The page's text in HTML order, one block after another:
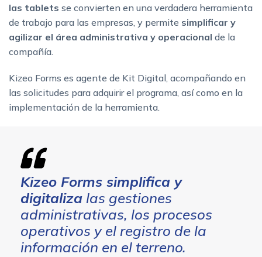
las tablets se convierten en una verdadera herramienta
de trabajo para las empresas, y permite simplificar y
agilizar el área administrativa y operacional de la
compañía.
Kizeo Forms es agente de Kit Digital, acompañando en
las solicitudes para adquirir el programa, así como en la
implementación de la herramienta.
Kizeo Forms simplifica y
digitaliza las gestiones
administrativas, los procesos
operativos y el registro de la
información en el terreno.